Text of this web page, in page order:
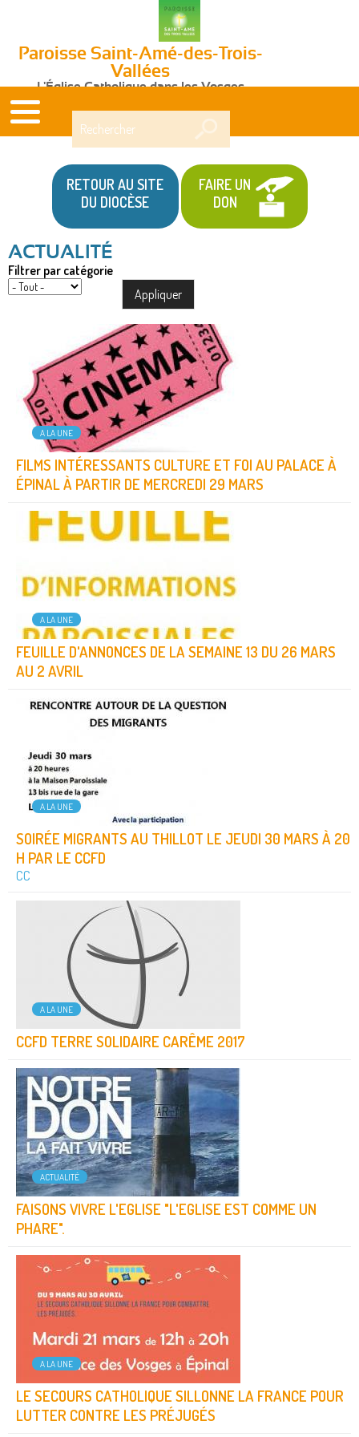
Paroisse Saint-Amé-des-Trois-
Vallées
L'Église Catholique dans les Vosges
RETOUR AU SITE
DU DIOCÈSE
FAIRE UN
DON
Filtrer par catégorie
A LA UNE
FILMS INTÉRESSANTS CULTURE ET FOI AU PALACE À
ÉPINAL À PARTIR DE MERCREDI 29 MARS
A LA UNE
FEUILLE D'ANNONCES DE LA SEMAINE 13 DU 26 MARS
AU 2 AVRIL
A LA UNE
SOIRÉE MIGRANTS AU THILLOT LE JEUDI 30 MARS À 20
H PAR LE CCFD
CC
A LA UNE
CCFD TERRE SOLIDAIRE CARÊME 2017
ACTUALITÉ
FAISONS VIVRE L'EGLISE "L'EGLISE EST COMME UN
PHARE".
A LA UNE
LE SECOURS CATHOLIQUE SILLONNE LA FRANCE POUR
LUTTER CONTRE LES PRÉJUGÉS